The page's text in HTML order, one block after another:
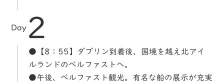
Day 2
●【8：55】ダブリン到着後、国境を越え北アイ
ルランドのベルファストへ。
●午後、ベルファスト観光。有名な船の展示が充実